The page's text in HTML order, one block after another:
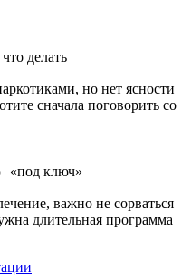
делать
но нет ясности
сначала поговорить со
«под ключ»
важно не сорваться
длительная программа